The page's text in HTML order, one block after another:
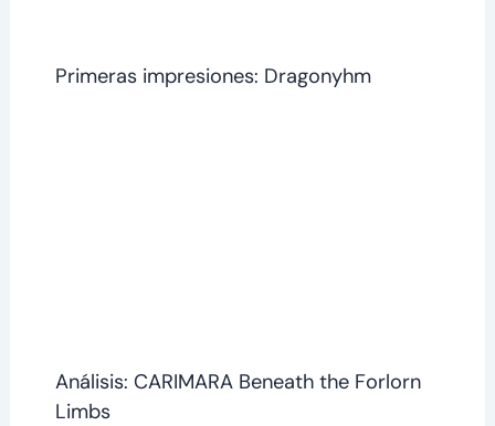
Primeras impresiones: Dragonyhm
Análisis: CARIMARA Beneath the Forlorn
Limbs